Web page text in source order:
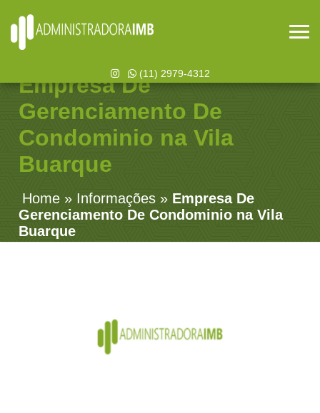
(11) 2979-4312
Empresa De
Gerenciamento De
Condominio na Vila
Buarque
Home » Informações » Empresa De
Gerenciamento De Condominio na Vila
Buarque